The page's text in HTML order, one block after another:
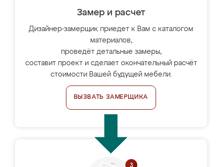
Замер и расчет
Дизайнер-замерщик приедет к Вам с каталогом
материалов,
проведёт детальные замеры,
составит проект и сделает окончательный расчёт
стоимости Вашей будущей мебели.
ВЫЗВАТЬ ЗАМЕРЩИКА